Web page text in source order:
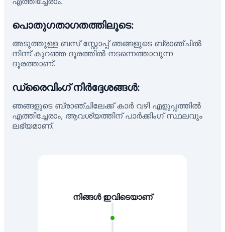
പൊതുഗതാഗതത്തിലൂടെ:
അടുത്തുള്ള ബസ് സ്റ്റോപ്പ് ഞങ്ങളുടെ ബ്രാഞ്ചിൽ
നിന്ന് കുറഞ്ഞ ദൂരത്തിൽ നടന്നെത്താവുന്ന
ദൂരത്താണ്.
ഡ്രൈവിംഗ് നിർദ്ദേശങ്ങൾ:
ഞങ്ങളുടെ ബ്രാഞ്ചിലേക്ക് കാർ വഴി എളുപ്പത്തിൽ
എത്തിച്ചേരാം, ആവശ്യത്തിന് പാർക്കിംഗ് സ്ഥലവും
ലഭ്യമാണ്.
നിങ്ങൾ ഇവിടെയാണ്